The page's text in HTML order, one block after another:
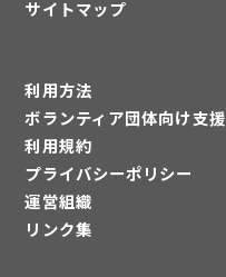
サイトマップ
利用方法
ボランティア団体向け支援
利用規約
プライバシーポリシー
運営組織
リンク集